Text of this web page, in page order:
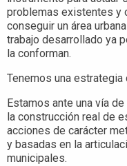
problemas existentes y
conseguir un área
trabajo desarrollado ya
la conforman.
Tenemos una estrategia
Estamos ante una vía
la construcción real de
acciones de carácter
y basadas en la
municipales.